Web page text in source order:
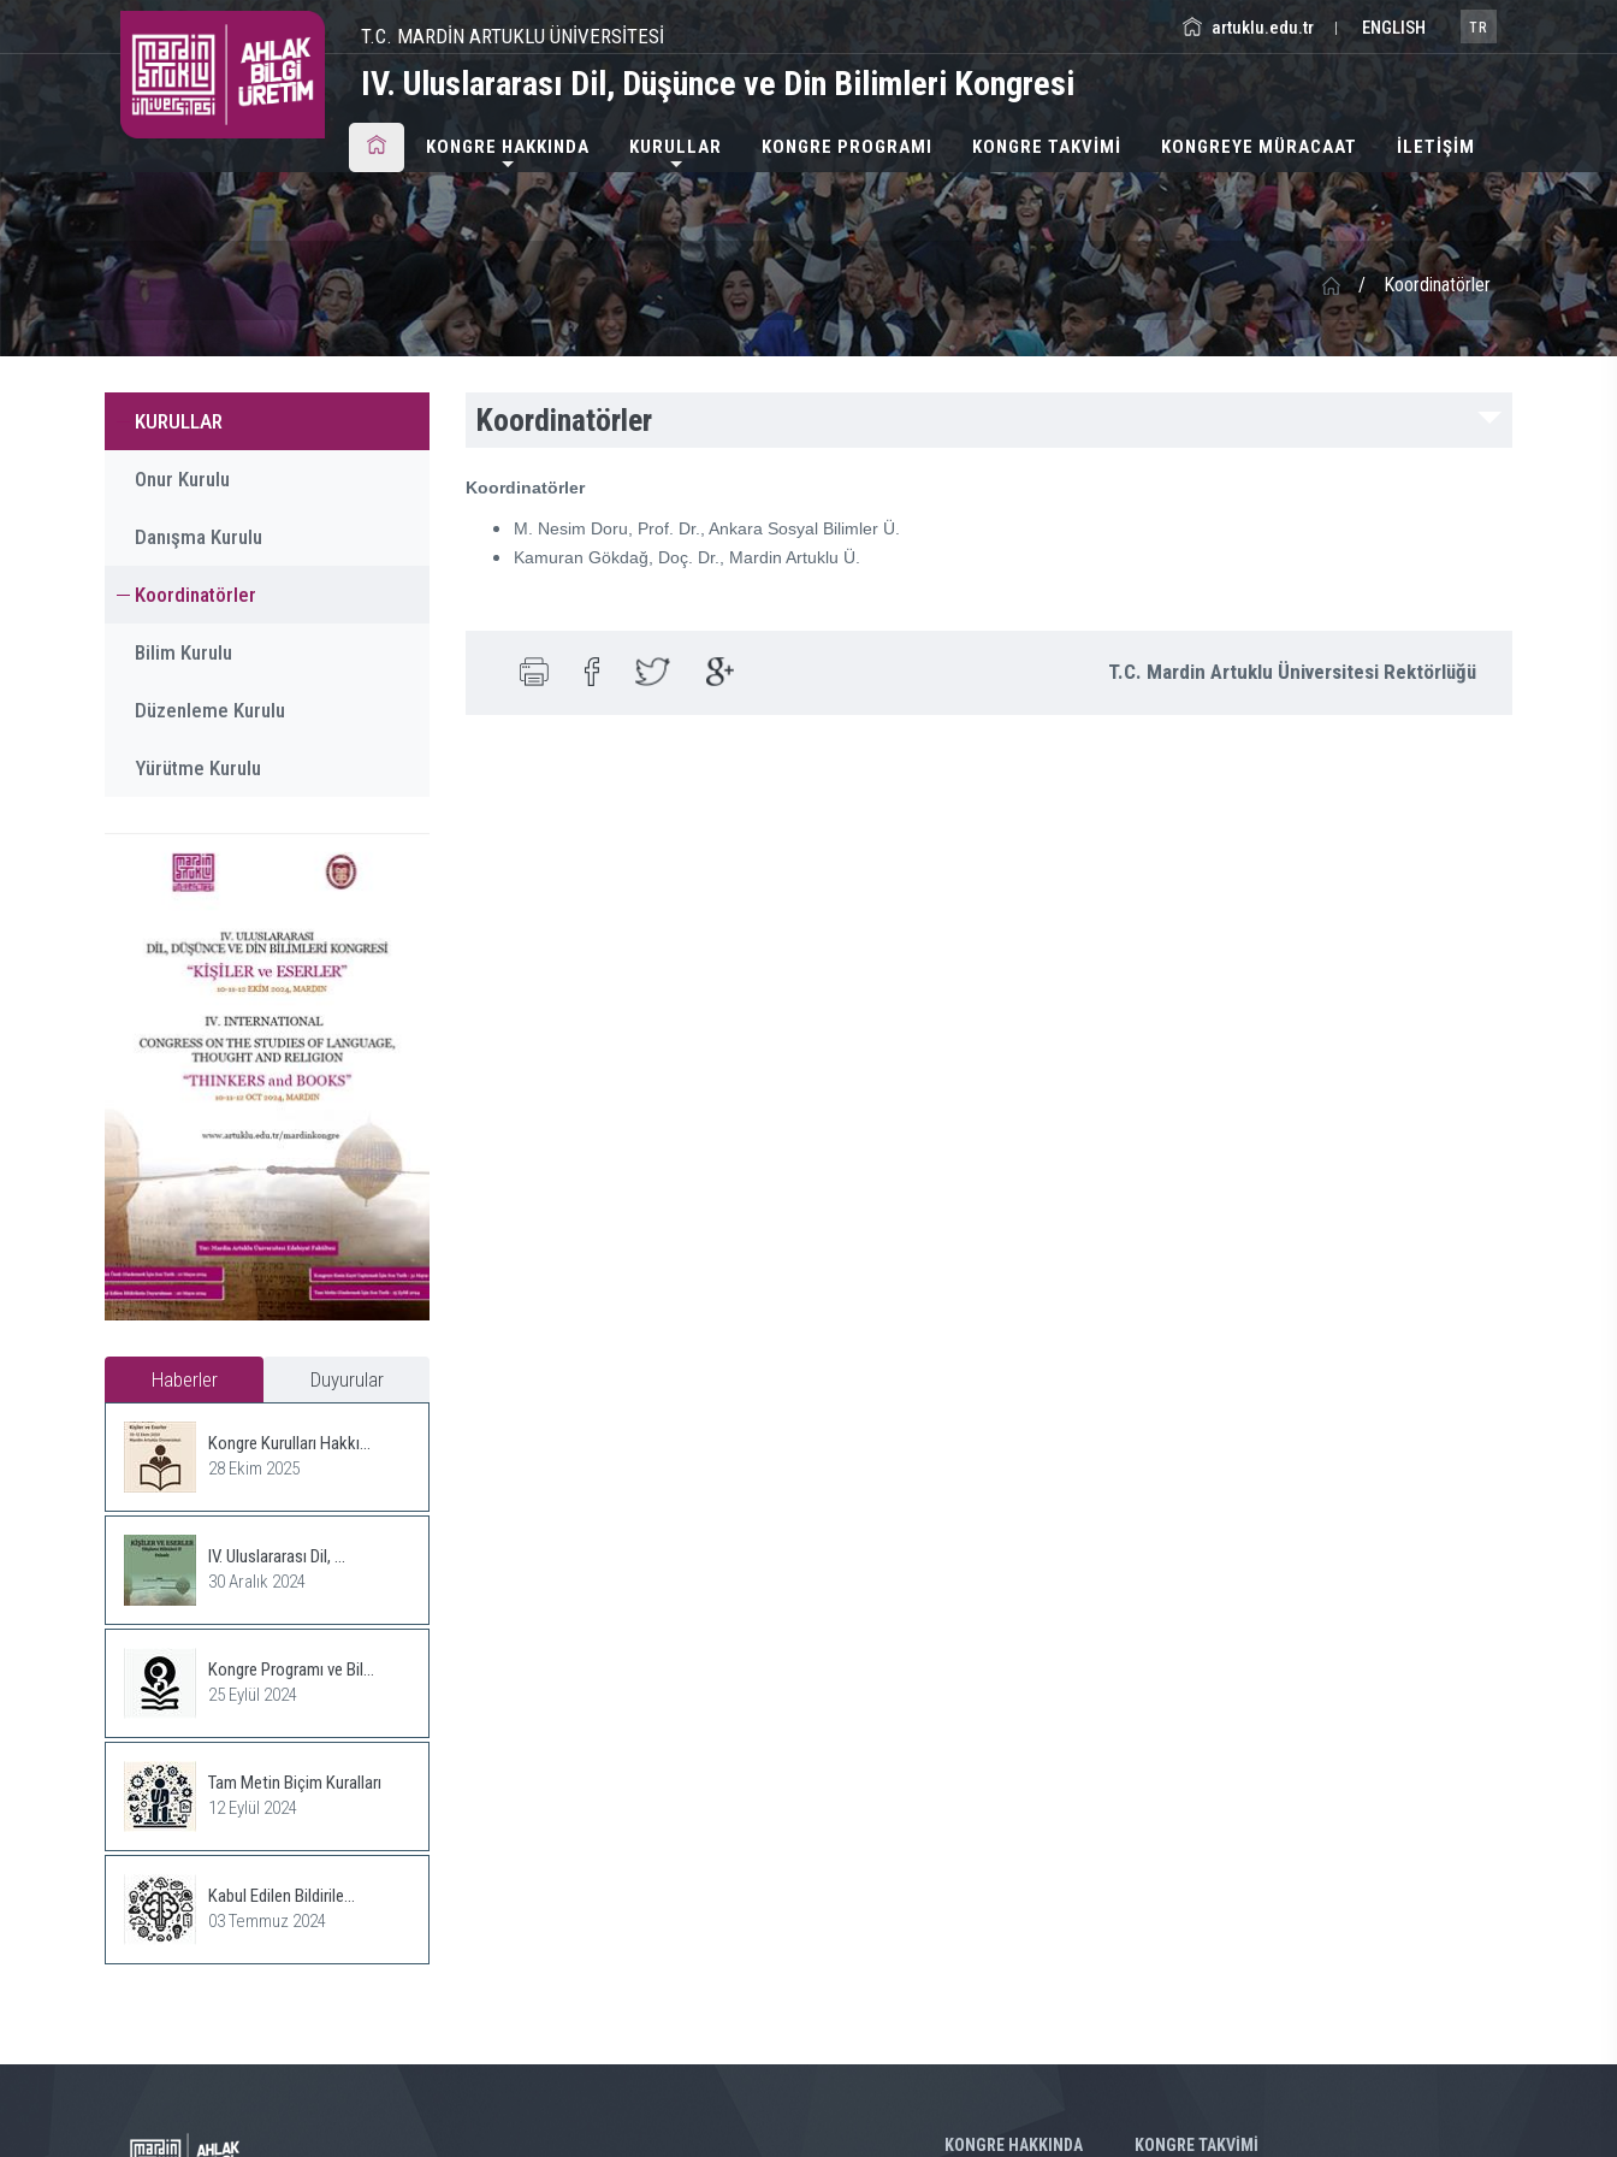
artuklu.edu.tr | ENGLISH TR
T.C. MARDİN ARTUKLU ÜNİVERSİTESİ
IV. Uluslararası Dil, Düşünce ve Din Bilimleri Kongresi
KONGRE HAKKINDA KURULLAR KONGRE PROGRAMI KONGRE TAKVİMİ KONGREYE MÜRACAAT İLETİŞİM
/ Koordinatörler
KURULLAR
Onur Kurulu
Danışma Kurulu
Koordinatörler
Bilim Kurulu
Düzenleme Kurulu
Yürütme Kurulu
Haberler Duyurular
Kongre Kurulları Hakkı...
28 Ekim 2025
IV. Uluslararası Dil, ...
30 Aralık 2024
Kongre Programı ve Bil...
25 Eylül 2024
Tam Metin Biçim Kuralları
12 Eylül 2024
Kabul Edilen Bildirile...
03 Temmuz 2024
Koordinatörler
Koordinatörler
M. Nesim Doru, Prof. Dr., Ankara Sosyal Bilimler Ü.
Kamuran Gökdağ, Doç. Dr., Mardin Artuklu Ü.
T.C. Mardin Artuklu Üniversitesi Rektörlüğü
KONGRE HAKKINDA KONGRE TAKVİMİ